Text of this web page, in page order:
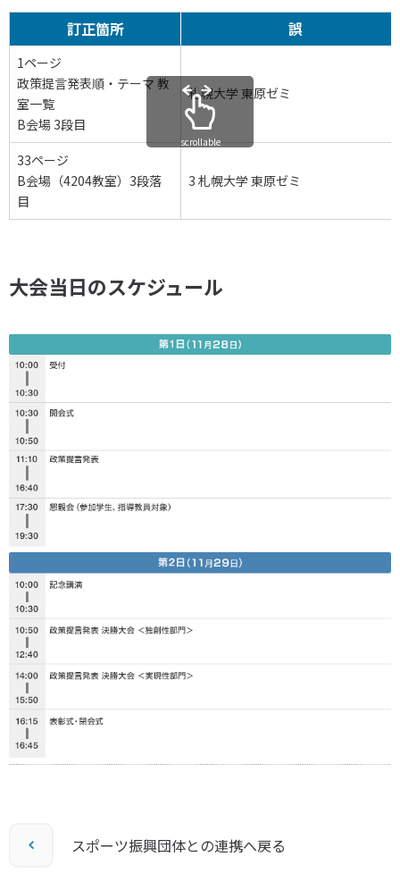
訂正箇所 誤
1ページ
政策提言発表順・テーマ 教
室一覧
B会場 3段目
札幌大学 東原ゼミ
33ページ
B会場（4204教室）3段落
目
3 札幌大学 東原ゼミ
scrollable
大会当日のスケジュール
スポーツ振興団体との連携へ戻る